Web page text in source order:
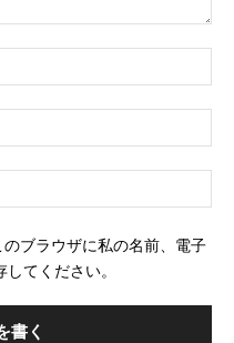
前
メ
ー
ェ
ブラウザに私の名前、電子
てください。